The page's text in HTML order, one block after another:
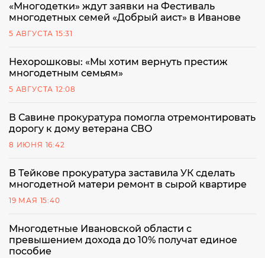
«Многодетки» ждут заявки на Фестиваль
многодетных семей «Добрый аист» в Иванове
5 АВГУСТА 15:31
Нехорошковы: «Мы хотим вернуть престиж
многодетным семьям»
5 АВГУСТА 12:08
В Савине прокуратура помогла отремонтировать
дорогу к дому ветерана СВО
8 ИЮНЯ 16:42
В Тейкове прокуратура заставила УК сделать
многодетной матери ремонт в сырой квартире
19 МАЯ 15:40
Многодетные Ивановской области с
превышением дохода до 10% получат единое
пособие